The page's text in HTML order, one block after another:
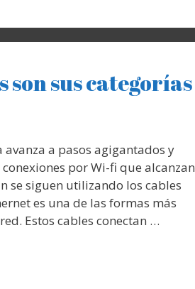
sus categorías
a pasos agigantados y
por Wi-fi que alcanzan
se siguen utilizando los cables
es una de las formas más
Estos cables conectan …